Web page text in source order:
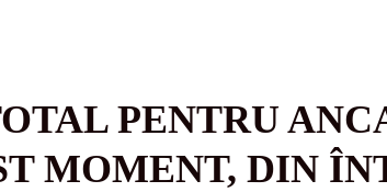
PENTRU
MOMENT, DIN